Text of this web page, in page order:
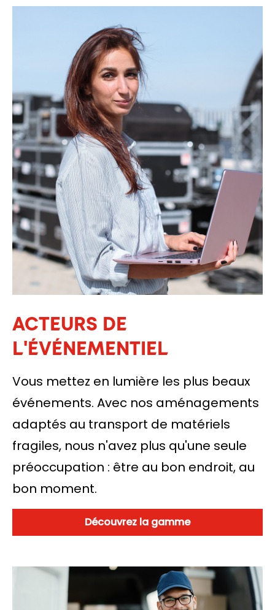
ACTEURS DE
L'ÉVÉNEMENTIEL
Vous mettez en lumière les plus beaux
événements. Avec nos aménagements
adaptés au transport de matériels
fragiles, nous n'avez plus qu'une seule
préoccupation : être au bon endroit, au
bon moment.
Découvrez la gamme